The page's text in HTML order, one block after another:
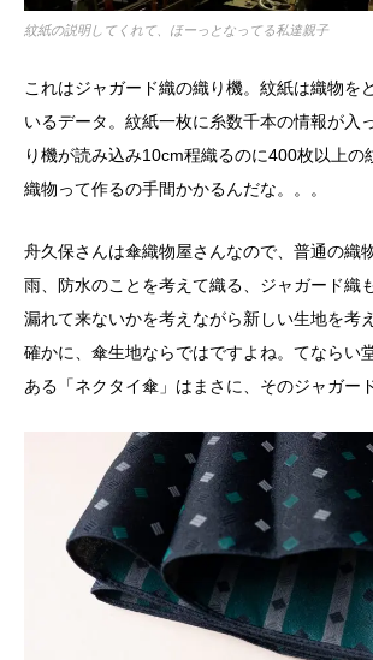
紋紙の説明してくれて、ほーっとなってる私達親子
これはジャガード織の織り機。紋紙は織物を
いるデータ。紋紙一枚に糸数千本の情報が入
り機が読み込み10cm程織るのに400枚以上の
織物って作るの手間かかるんだな。。。
舟久保さんは傘織物屋さんなので、普通の織
雨、防水のことを考えて織る、ジャガード織
漏れて来ないかを考えながら新しい生地を考
確かに、傘生地ならではですよね。てならい
ある「ネクタイ傘」はまさに、そのジャガー